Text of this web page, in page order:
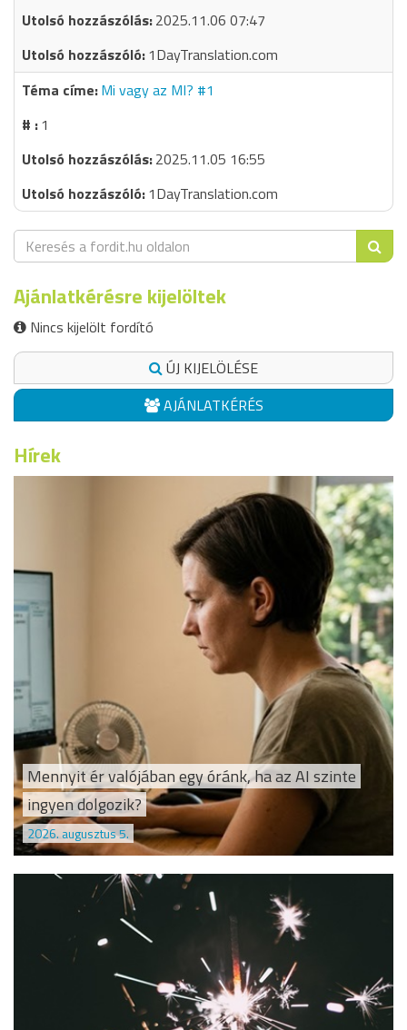
2025.11.06 07:47
1DayTranslation.com
Mi vagy az MI? #1
1
2025.11.05 16:55
1DayTranslation.com
Ajánlatkérésre kijelöltek
Nincs kijelölt fordító
ÚJ KIJELÖLÉSE
AJÁNLATKÉRÉS
Hírek
Mennyit ér valójában egy óránk, ha az AI szinte
ingyen dolgozik?
2026. augusztus 5.